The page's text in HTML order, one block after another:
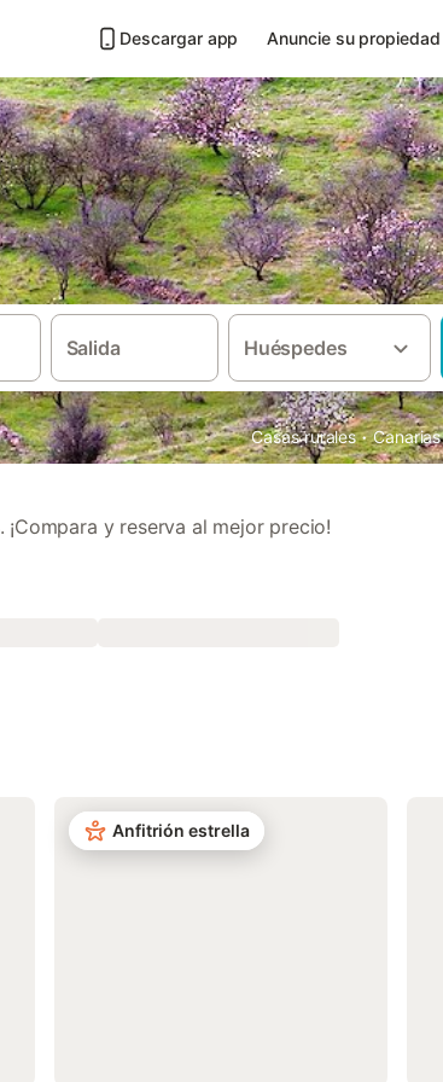
Descargar app Anuncie su propiedad
Salida Huéspedes
Casas rurales · Canarias
¡Compara y reserva al mejor precio!
Anfitrión estrella